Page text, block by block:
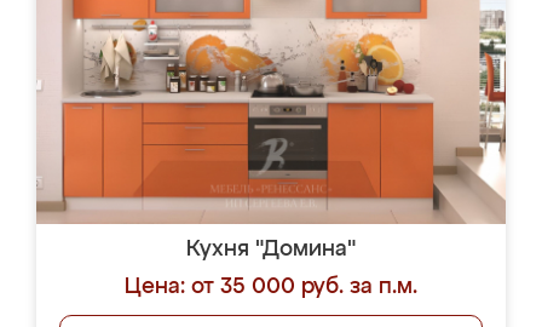
Кухня "Домина"
Цена: от 35 000 руб. за п.м.